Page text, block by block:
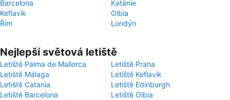
Barcelona
Katánie
Keflavík
Olbia
Řím
Londýn
Nejlepší světová letiště
Letiště Palma de Mallorca
Letiště Praha
Letiště Málaga
Letiště Keflavík
Letiště Catania
Letiště Edinburgh
Letiště Barcelona
Letiště Olbia